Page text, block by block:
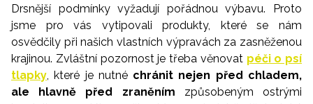
Drsnější podmínky vyžadují pořádnou výbavu. Proto
jsme pro vás vytipovali produkty, které se nám
osvědčily při našich vlastních výpravách za zasněženou
krajinou. Zvláštní pozornost je třeba věnovat péči o psí
tlapky, které je nutné chránit nejen před chladem,
ale hlavně před zraněním způsobeným ostrými